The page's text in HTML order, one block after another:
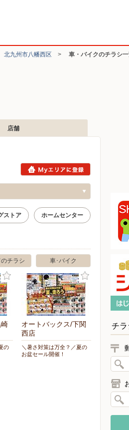
北九州市八幡西区 > 車・バイクのチラシ
店舗
ストア ホームセンター
車･バイク
チラシ
の
オートバックス/下関
西店
＼暑さ対策は万全？／夏の
お盆セール開催！
チラ